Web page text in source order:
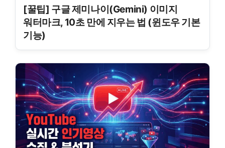
[꿀팁] 구글 제미나이(Gemini) 이미지
워터마크, 10초 만에 지우는 법 (윈도우 기본
기능)